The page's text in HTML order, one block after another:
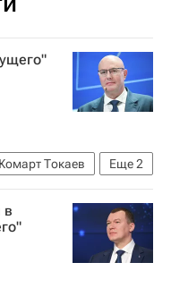
Еще2
Токаев
в